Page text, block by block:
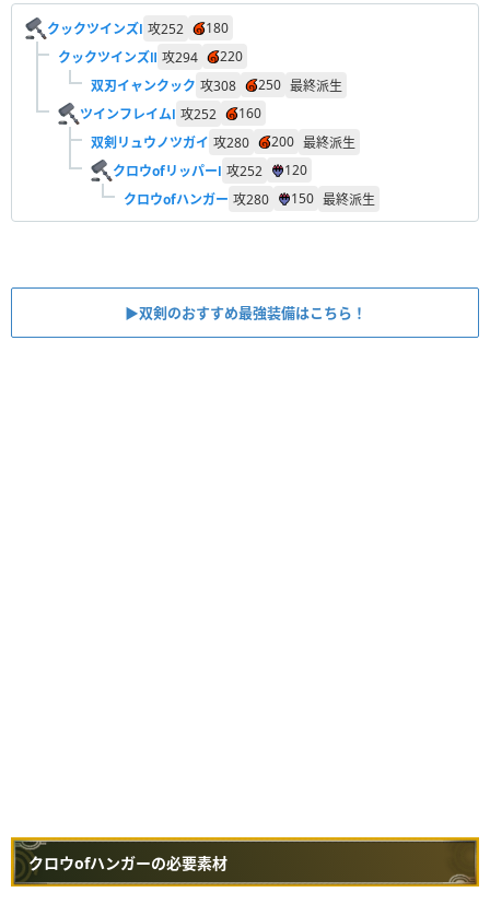
クックツインズⅠ 攻252
180
クックツインズⅡ 攻294
220
双刃イャンクック 攻308 250 最終派生
ツインフレイムⅠ 攻252
160
双剣リュウノツガイ 攻280 200 最終派生
クロウofリッパーⅠ 攻252
120
クロウofハンガー 攻280 150 最終派生
▶︎双剣のおすすめ最強装備はこちら！
クロウofハンガーの必要素材